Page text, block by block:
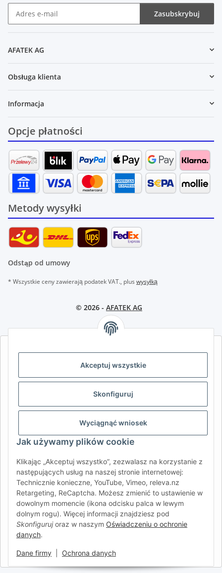
Akceptuj wszystkie
Skonfiguruj
Wyciągnąć wniosek
Jak używamy plików cookie
Klikając „Akceptuj wszystko”, zezwalasz na korzystanie z
następujących usług na naszej stronie internetowej:
Technicznie konieczne, YouTube, Vimeo, releva.nz
Retargeting, ReCaptcha. Możesz zmienić to ustawienie w
dowolnym momencie (ikona odcisku palca w lewym
dolnym rogu). Więcej informacji znajdziesz pod
Skonfigurujoraz w naszym Oświadczeniu o ochronie
danych.
Dane firmy Ochrona danych
Zasubskrybuj
AFATEK AG
Obsługa klienta
Informacja
Opcje płatności
Metody wysyłki
Odstąp od umowy
* Wszystkie ceny zawierają podatek VAT., plus wysyłką
© 2026 - AFATEK AG
AFATEK INTERNATIONAL – WYBIERZ REGION I JĘZYK | SELECT
DE AT CH (DE) CH (FR)
BE (NL) BE (FR)
SE FI
RO HR
AFATEK International| Twój partner w zakresie części
zamiennych do przyczep i pojazdów samochodowych
Zapytania:info@afatek.com
Globalna dostawa z naszego centralnego magazynu w
Niemczech.